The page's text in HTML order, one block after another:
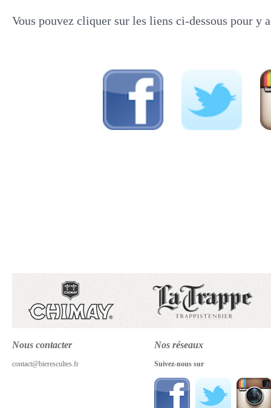
Vous pouvez cliquer sur les liens ci-dessous pour y
Nous contacter
contact@bierescultes.fr
Nos réseaux
Suivez-nous sur